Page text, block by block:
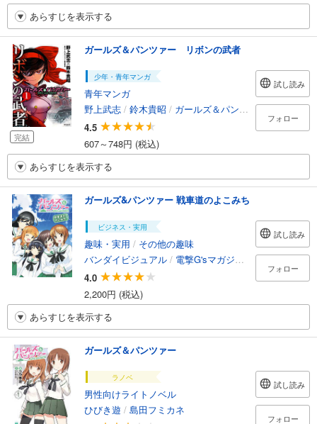
あらすじを表示する
完結
ガールズ＆パンツァー リボンの武者
少年・青年マンガ
青年マンガ
野上武志 / 鈴木貴昭 / ガールズ＆パンツァー製作委員会
4.5
607～748円 (税込)
試し読み
フォロー
あらすじを表示する
ガールズ&パンツァー 戦車道のよこみち
ビジネス・実用
趣味・実用 / その他の趣味
バンダイビジュアル / 電撃G'sマガジン編集部
4.0
2,200円 (税込)
試し読み
フォロー
あらすじを表示する
ガールズ＆パンツァー
ラノベ
男性向けライトノベル
ひびき遊 / 島田フミカネ
試し読み
フォロー